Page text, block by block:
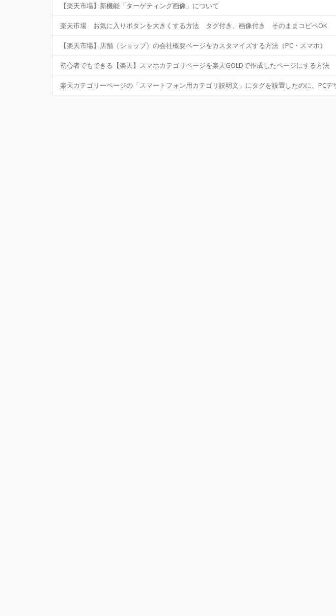
【楽天市場】新機能「ターゲティング画像」について
楽天市場 お気に入りボタンを大きくする方法 タグ付き、画像付き そのままコピペOK
【楽天市場】店舗（ショップ）の会社概要ページをカスタマイズする方法（PC・スマホ）
初心者でもできる【楽天】スマホカテゴリページを楽天GOLDで作成したページにする方法
楽天カテゴリーページの「スマートフォン用カテゴリ説明文」にタグを設置したのに、PCデ